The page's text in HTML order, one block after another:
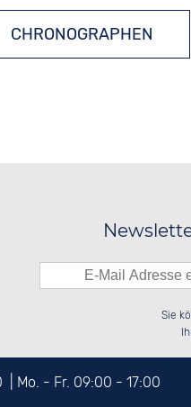
CHRONOGRAPHEN
Sie
| Mo. - Fr. 09:00 - 17:00